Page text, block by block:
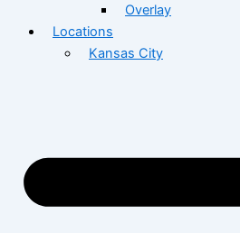
Overlay
Locations
Kansas City